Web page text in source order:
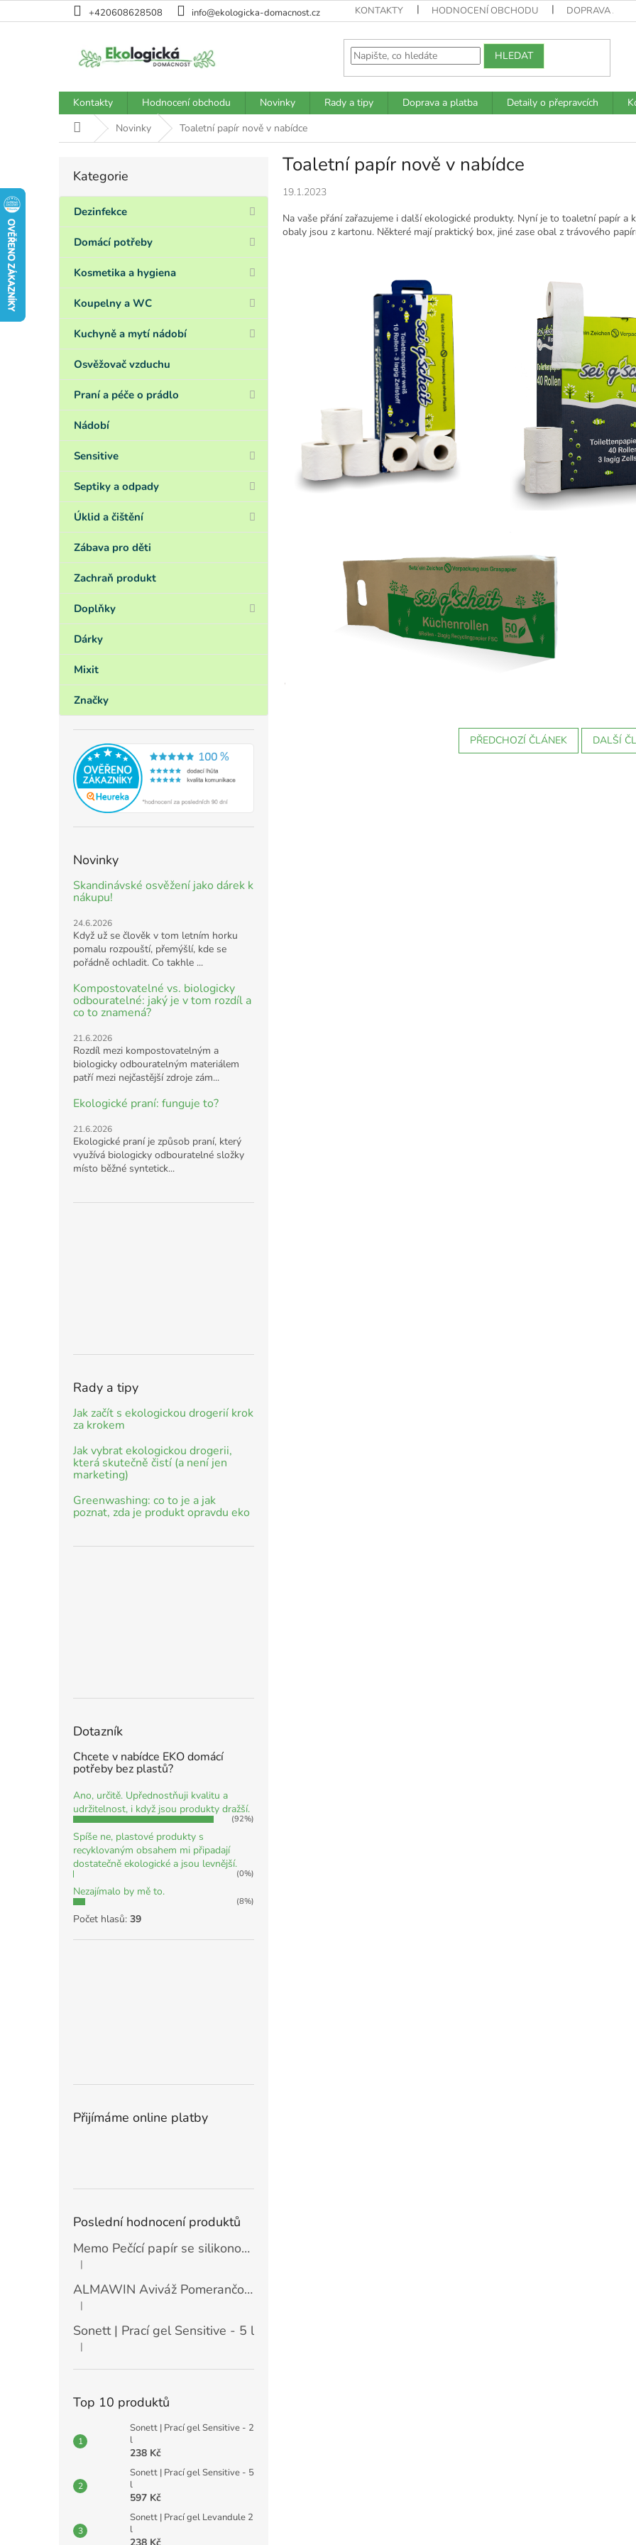
na
+420608628508 info@ekologicka-domacnost.cz KONTAKTY HODNOCENÍ OBCHODU DOPRAVA A
HLEDAT
Kontakty Hodnocení obchodu Novinky Rady a tipy Doprava a platba Detaily o přepravcích
Domů Novinky Toaletní papír nově v nabídce
s
r
n
í
a
e
Přeskočit
Kategorie
Dezinfekce
Domácí potřeby
Kosmetika a hygiena
Koupelny a WC
Kuchyně a mytí nádobí
Osvěžovač vzduchu
Praní a péče o prádlo
Nádobí
Sensitive
Septiky a odpady
Úklid a čištění
Zábava pro děti
Zachraň produkt
Doplňky
Dárky
Mixit
Značky
Novinky
Skandinávské osvěžení jako dárek k
nákupu!
24.6.2026
Když už se člověk v tom letním horku
pomalu rozpouští, přemýšlí, kde se
pořádně ochladit. Co takhle ...
Kompostovatelné vs. biologicky
odbouratelné: jaký je v tom rozdíl a
co to znamená?
21.6.2026
Rozdíl mezi kompostovatelným a
biologicky odbouratelným materiálem
patří mezi nejčastější zdroje zám...
Ekologické praní: funguje to?
21.6.2026
Ekologické praní je způsob praní, který
využívá biologicky odbouratelné složky
místo běžné syntetick...
Rady a tipy
Jak začít s ekologickou drogerií krok
za krokem
Jak vybrat ekologickou drogerii,
která skutečně čistí (a není jen
marketing)
Greenwashing: co to je a jak
poznat, zda je produkt opravdu eko
Dotazník
Chcete v nabídce EKO domácí
potřeby bez plastů?
Ano, určitě. Upřednostňuji kvalitu a
udržitelnost, i když jsou produkty dražší.
(92%)
Spíše ne, plastové produkty s
recyklovaným obsahem mi připadají
dostatečně ekologické a jsou levnější.
(0%)
Nezajímalo by mě to.
(8%)
Počet hlasů: 39
Přijímáme online platby
Poslední hodnocení produktů
Memo Pečící papír se silikonovou vrstvou (30 ks)
Hodnocení produktu je 5 z 5 hvězdiček.
|
ALMAWIN Aviváž Pomerančový květ 750 ml
Hodnocení produktu je 5 z 5 hvězdiček.
|
Sonett | Prací gel Sensitive - 5 l
Hodnocení produktu je 5 z 5 hvězdiček.
|
Top 10 produktů
Sonett | Prací gel Sensitive - 2
l
238 Kč
Sonett | Prací gel Sensitive - 5
l
597 Kč
Sonett | Prací gel Levandule 2
l
Toaletní papír nově v nabídce
19.1.2023
Na vaše přání zařazujeme i další ekologické produkty. Nyní je to toaletní papír a
obaly jsou z kartonu. Některé mají praktický box, jiné zase obal z trávového
PŘEDCHOZÍ ČLÁNEK DALŠÍ